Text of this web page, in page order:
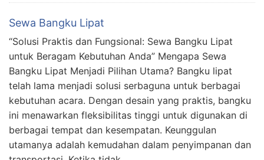
Sewa Bangku Lipat
“Solusi Praktis dan Fungsional: Sewa Bangku Lipat
untuk Beragam Kebutuhan Anda” Mengapa Sewa
Bangku Lipat Menjadi Pilihan Utama? Bangku lipat
telah lama menjadi solusi serbaguna untuk berbagai
kebutuhan acara. Dengan desain yang praktis, bangku
ini menawarkan fleksibilitas tinggi untuk digunakan di
berbagai tempat dan kesempatan. Keunggulan
utamanya adalah kemudahan dalam penyimpanan dan